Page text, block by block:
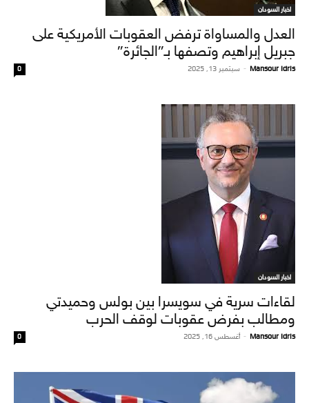
اخبار السودان
العدل والمساواة ترفض العقوبات الأمريكية على
جبريل إبراهيم وتصفها بـ”الجائرة”
Mansour Idris
- سبتمبر 13, 2025 0
اخبار السودان
لقاءات سرية في سويسرا بين بولس وحميدتي
ومطالب بفرض عقوبات لوقف الحرب
Mansour Idris
- أغسطس 16, 2025 0